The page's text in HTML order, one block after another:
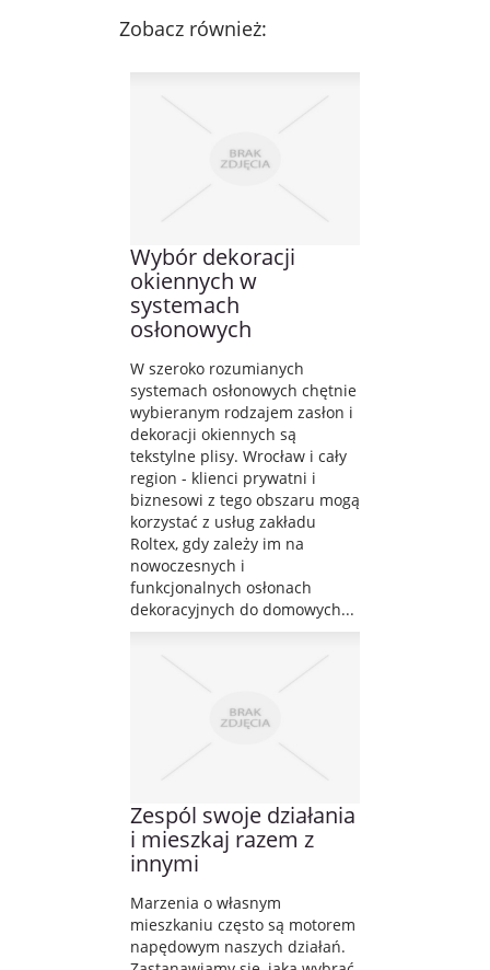
Zobacz również:
Wybór dekoracji
okiennych w
systemach
osłonowych
W szeroko rozumianych
systemach osłonowych chętnie
wybieranym rodzajem zasłon i
dekoracji okiennych są
tekstylne plisy. Wrocław i cały
region - klienci prywatni i
biznesowi z tego obszaru mogą
korzystać z usług zakładu
Roltex, gdy zależy im na
nowoczesnych i
funkcjonalnych osłonach
dekoracyjnych do domowych...
Zespól swoje działania
i mieszkaj razem z
innymi
Marzenia o własnym
mieszkaniu często są motorem
napędowym naszych działań.